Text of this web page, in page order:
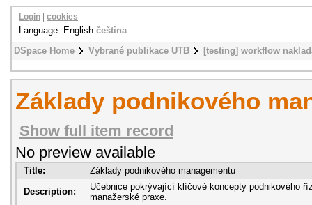
DSpace Home Vybrané publikace UTB [testing] workflow
Login cookies
Language: English čeština
Základy podnikového
Show full item record
No preview available
Title:
Základy podnikového managementu
Description:
Učebnice pokrývající klíčové koncepty podnikového
manažerské praxe.